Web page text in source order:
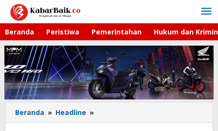
Lewati
konten
Beranda Peristiwa Pemerintahan Hukum dan
Beranda » Headline »
Istri